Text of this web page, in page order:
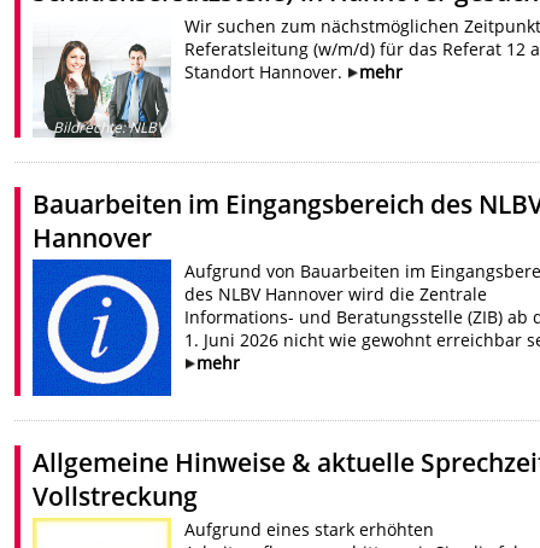
Bildrechte:NLBV
Wir suchen zum nächstmöglichen
Referatsleitung (w/m/d) für das Referat 12
Standort Hannover.
mehr
Bauarbeiten im Eingangsbereich des
Hannover
Aufgrund von Bauarbeiten im
des NLBV Hannover wird die Zentrale
Informations- und Beratungsstelle (ZIB) ab
1. Juni 2026 nicht wie gewohnt erreichbar
mehr
Allgemeine Hinweise & aktuelle
Vollstreckung
Aufgrund eines stark erhöhten